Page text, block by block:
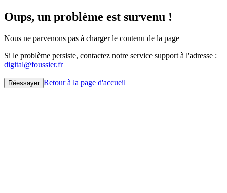
Oups, un problème est survenu !
Nous ne parvenons pas à charger le contenu de la page
Si le problème persiste, contactez notre service support à l'adresse :
digital@foussier.fr
Réessayer Retour à la page d'accueil